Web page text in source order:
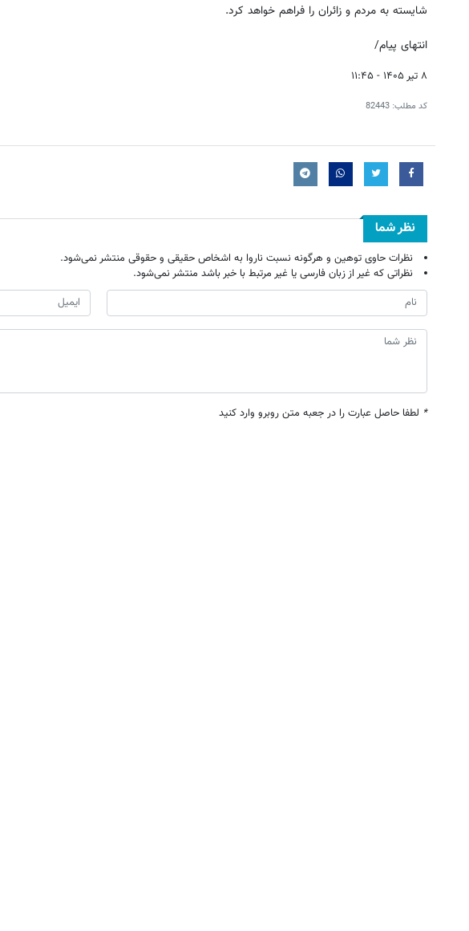
شایسته به مردم و زائران را فراهم خواهد کرد.
انتهای پیام/
۸ تیر ۱۴۰۵ - ۱۱:۴۵
کد مطلب: 82443
نظر شما
نظرات حاوی توهین و هرگونه نسبت ناروا به اشخاص حقیقی و حقوقی منتشر نمی‌شود.
نظراتی که غیر از زبان فارسی یا غیر مرتبط با خبر باشد منتشر نمی‌شود.
* لطفا حاصل عبارت را در جعبه متن روبرو وارد کنید